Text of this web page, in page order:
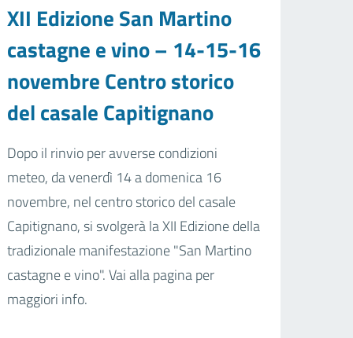
XII Edizione San Martino
castagne e vino – 14-15-16
novembre Centro storico
del casale Capitignano
Dopo il rinvio per avverse condizioni
meteo, da venerdì 14 a domenica 16
novembre, nel centro storico del casale
Capitignano, si svolgerà la XII Edizione della
tradizionale manifestazione "San Martino
castagne e vino". Vai alla pagina per
maggiori info.